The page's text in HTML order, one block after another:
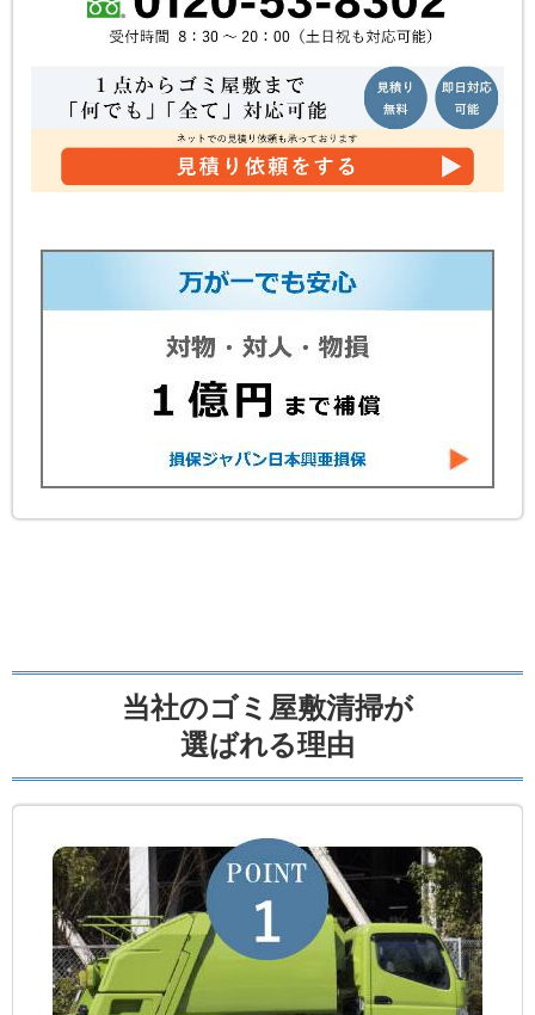
当社のゴミ屋敷清掃が
選ばれる理由